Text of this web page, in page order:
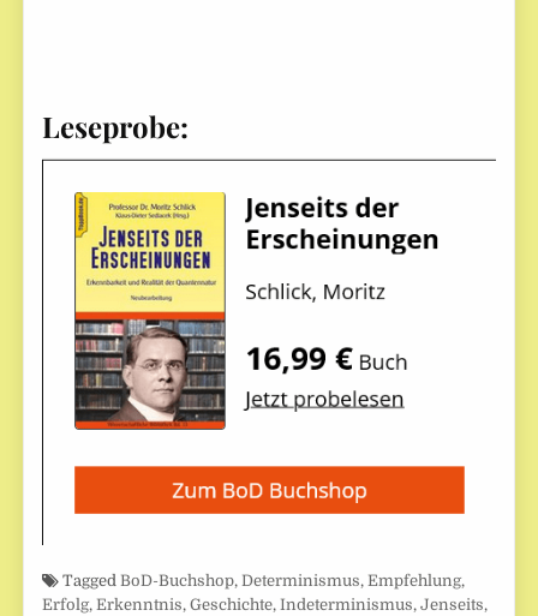
Leseprobe:
TaggedBoD-Buchshop,Determinismus,Empfehlung,
Erfolg,Erkenntnis,Geschichte,Indeterminismus,Jenseits,